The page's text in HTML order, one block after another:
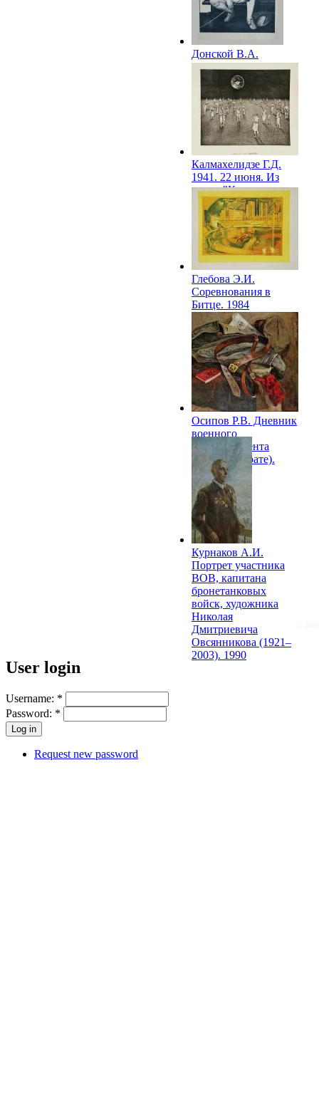
Донской В.А.
Портрет А.
Абушахметова
(заслуженного
мастера спорта по
фехтованию). 1982
Калмахелидзе Г.Д.
1941. 22 июня. Из
серии "Красная
площадь". 1984
Глебова Э.И.
Соревнования в
Битце. 1984
Осипов Р.В. Дневник
военного
корреспондента
(Память о брате).
1985
Курнаков А.И.
Портрет участника
ВОВ, капитана
бронетанковых
войск, художника
Николая
Дмитриевича
Овсянникова (1921–
2003). 1990
User login
Username: *
Password: *
Request new password